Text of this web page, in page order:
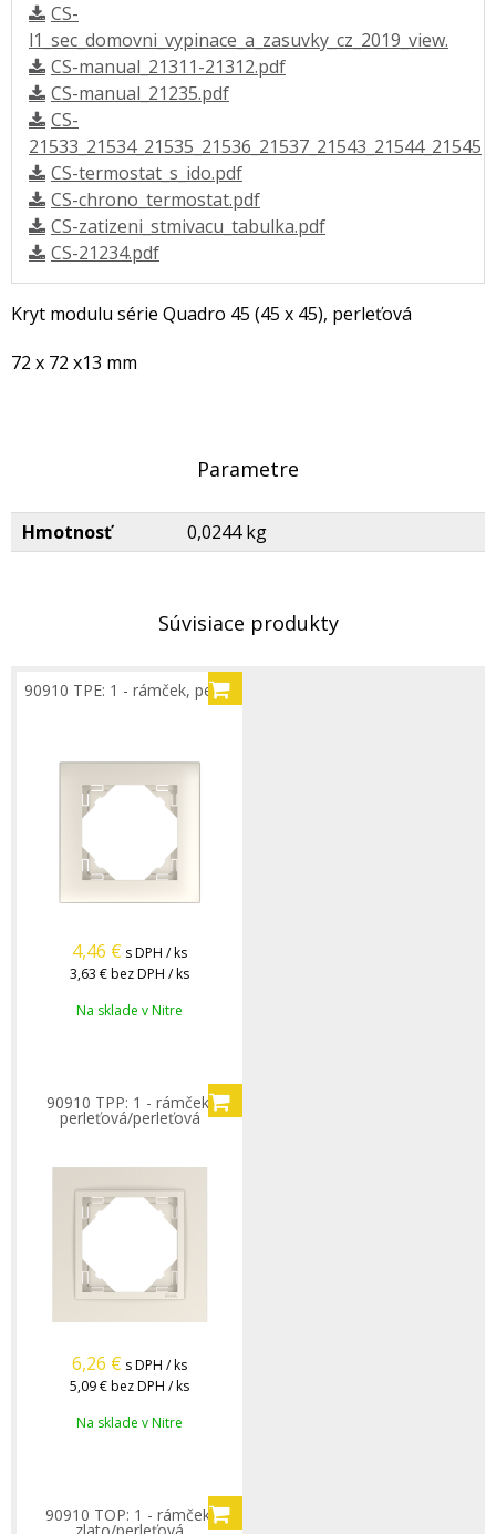
CS-
l1_sec_domovni_vypinace_a_zasuvky_cz_2019_view.
CS-manual_21311-21312.pdf
CS-manual_21235.pdf
CS-
21533_21534_21535_21536_21537_21543_21544_21545
CS-termostat_s_ido.pdf
CS-chrono_termostat.pdf
CS-zatizeni_stmivacu_tabulka.pdf
CS-21234.pdf
Kryt modulu série Quadro 45 (45 x 45), perleťová
72 x 72 x13 mm
Parametre
Hmotnosť 0,0244 kg
Súvisiace produkty
90910 TPE: 1 - rámček, perleť
4,46 € s DPH / ks
3,63 €bez DPH / ks
Na sklade v Nitre
90910 TPP: 1 - rámček,
perleťová/perleťová
6,26 € s DPH / ks
5,09 €bez DPH / ks
Na sklade v Nitre
90910 TOP: 1 - rámček,